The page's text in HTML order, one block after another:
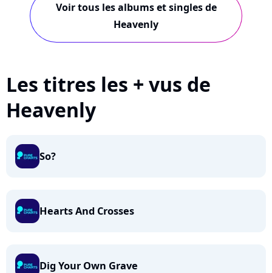
Voir tous les albums et singles de
Heavenly
Les titres les + vus de
Heavenly
So?
Hearts And Crosses
Dig Your Own Grave